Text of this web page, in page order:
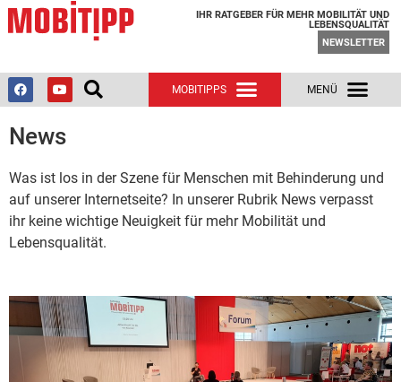
IHR RATGEBER FÜR MEHR MOBILITÄT UND
LEBENSQUALITÄT
NEWSLETTER
News
Was ist los in der Szene für Menschen mit Behinderung und
auf unserer Internetseite? In unserer Rubrik News verpasst
ihr keine wichtige Neuigkeit für mehr Mobilität und
Lebensqualität.